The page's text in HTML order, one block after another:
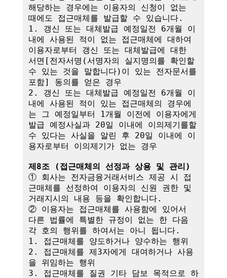
해당하는 경우에는 이용자의 신청이 없는
때에도 접근매체를 발급할 수 있습니다.
1. 갱신 또는 대체발급 예정일전 6개월 이
내에 사용된 적이 없는 접근매체에 대하여
이용자로부터 갱신 또는 대체발급에 대한
서면[전자서명(서명자의 실지명의를 확인할
수 있는 것을 말합니다)이 있는 전자문서를
포함] 동의를 얻은 경우
2. 갱신 또는 대체발급 예정일전 6개월 이
내에 사용된 적이 있는 접근매체의 경우에
는 그 예정일부터 1개월 이전에 이용자에게
발급 예정사실과 20일 이내에 이의제기를할
수 있다는 사실을 알린 후 20일 이내에 이
용자로부터 이의제기가 없는 경우
제8조 (접근매체의 선정과 상용 및 관리)
① 회사는 전자금융거래서비스 제공 시 접
근매체를 선정하여 이용자의 신원 권한 및
거래지시의 내용 등을 확인합니다.
② 이용자는 접근매체를 사용함에 있어서
다른 법률에 특별한 규정이 없는 한 다음
각 호의 행위를 하여서는 아니 됩니다.
1. 접근매체를 양도하거나 양수하는 행위
2. 접근매체를 제3자에게 대여하거나 사용
을 위임하는 행위
3. 접근매체를 질권 기타 담보 목적으로 하